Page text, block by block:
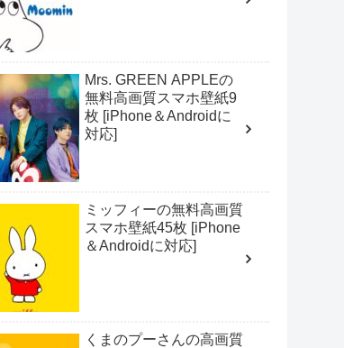
Mrs. GREEN APPLEの
無料高画質スマホ壁紙9
枚 [iPhone＆Androidに
対応]
ミッフィーの無料高画質
スマホ壁紙45枚 [iPhone
＆Androidに対応]
くまのプーさんの高画質